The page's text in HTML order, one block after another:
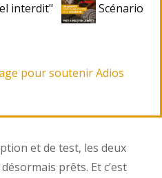
interdit" Scénario
pour soutenir Adios
et de test, les deux
prêts. Et c’est